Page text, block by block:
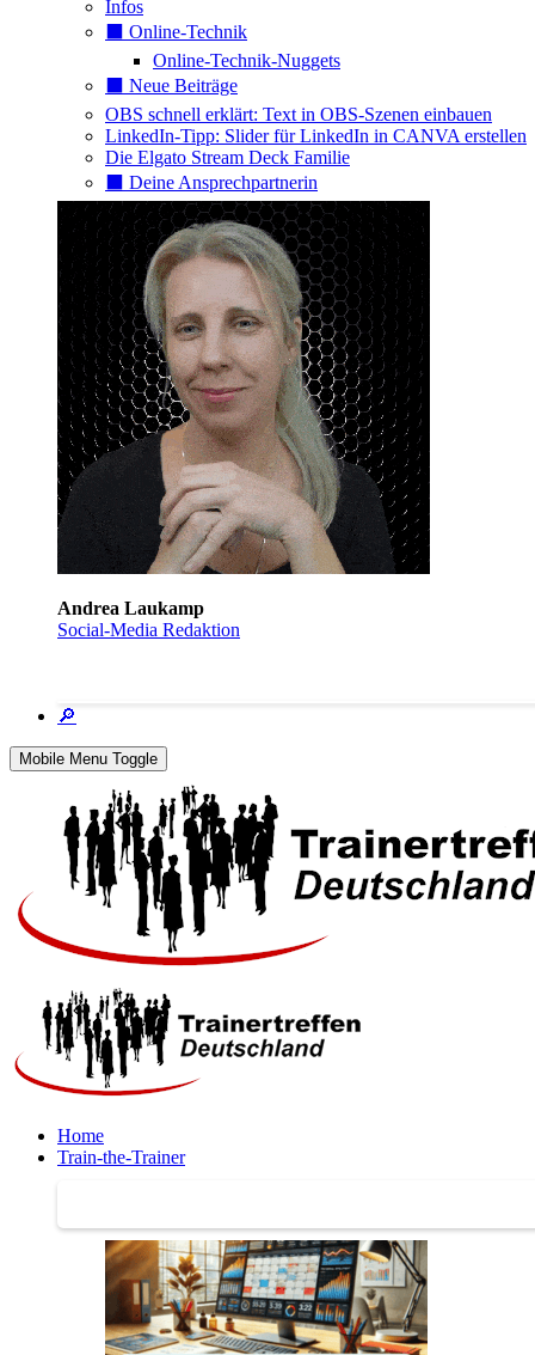
Infos
⬛️ Online-Technik
Online-Technik-Nuggets
⬛️ Neue Beiträge
OBS schnell erklärt: Text in OBS-Szenen einbauen
LinkedIn-Tipp: Slider für LinkedIn in CANVA erstellen
Die Elgato Stream Deck Familie
⬛️ Deine Ansprechpartnerin
Andrea Laukamp
Social-Media Redaktion
🔎
Mobile Menu Toggle
Home
Train-the-Trainer